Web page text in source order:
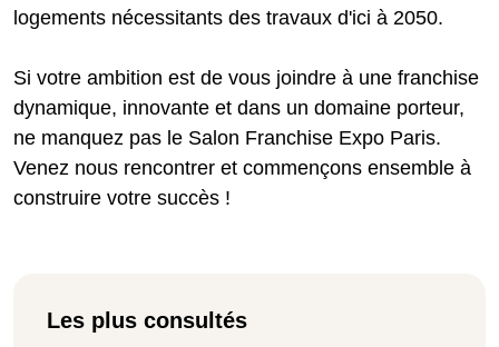
logements nécessitants des travaux d'ici à 2050.
Si votre ambition est de vous joindre à une franchise
dynamique, innovante et dans un domaine porteur,
ne manquez pas le Salon Franchise Expo Paris.
Venez nous rencontrer et commençons ensemble à
construire votre succès !
Les plus consultés